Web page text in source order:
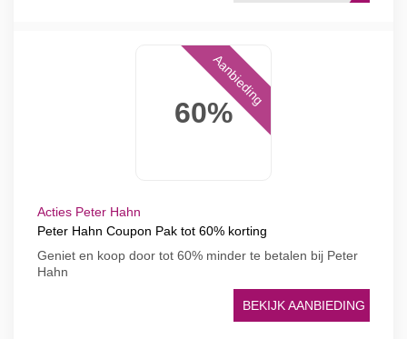
60%
Aanbieding
Acties Peter Hahn
Peter Hahn Coupon Pak tot 60% korting
Geniet en koop door tot 60% minder te betalen bij Peter
Hahn
BEKIJK AANBIEDING